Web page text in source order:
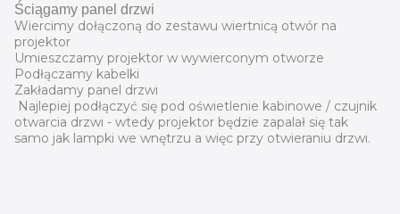
Ściągamy panel drzwi
Wiercimy dołączoną do zestawu wiertnicą otwór na
projektor
Umieszczamy projektor w wywierconym otworze
Podłączamy kabelki
Zakładamy panel drzwi
Najlepiej podłączyć się pod oświetlenie kabinowe / czujnik
otwarcia drzwi - wtedy projektor będzie zapalał się tak
samo jak lampki we wnętrzu a więc przy otwieraniu drzwi.